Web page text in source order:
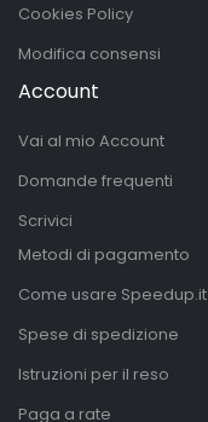
Cookies Policy
Modifica consensi
Account
Vai al mio Account
Domande frequenti
Scrivici
Metodi di pagamento
Come usare Speedup.it
Spese di spedizione
Istruzioni per il reso
Paga a rate